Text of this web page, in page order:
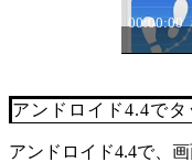
アンドロイド4.4で
アンドロイド4.4で、